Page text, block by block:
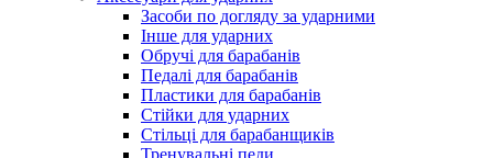
Засоби по догляду за ударними
Інше для ударних
Обручі для барабанів
Педалі для барабанів
Пластики для барабанів
Стійки для ударних
Стільці для барабанщиків
Тренувальні педи